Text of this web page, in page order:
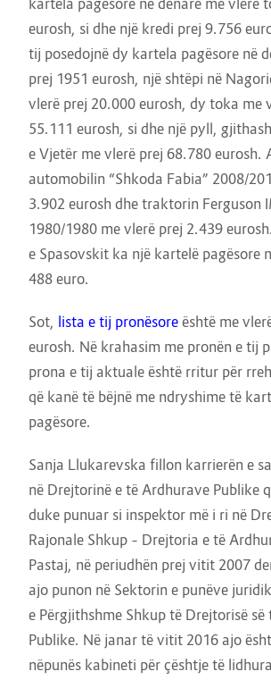
kartela pagësore në denarë me vlerë
eurosh, si dhe një kredi prej 9.756
tij posedojnë dy kartela pagësore në
prej 1951 eurosh, një shtëpi në
vlerë prej 20.000 eurosh, dy toka me
55.111 eurosh, si dhe një pyll,
e Vjetër me vlerë prej 68.780 eurosh.
automobilin “Shkoda Fabia” 2008/
3.902 eurosh dhe traktorin Ferguson
1980/1980 me vlerë prej 2.439
e Spasovskit ka një kartelë pagësore
488 euro.
Sot, lista e tij pronësore është me
eurosh. Në krahasim me pronën e tij
prona e tij aktuale është rritur për
që kanë të bëjnë me ndryshime të
pagësore.
Sanja Llukarevska fillon karrierën e
në Drejtorinë e të Ardhurave Publike
duke punuar si inspektor më i ri në
Rajonale Shkup – Drejtoria e të
Pastaj, në periudhën prej vitit 2007
ajo punon në Sektorin e punëve
e Përgjithshme Shkup të Drejtorisë
Publike. Në janar të vitit 2016 ajo
nëpunës kabineti për çështje të